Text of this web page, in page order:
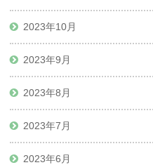
2023年10月
2023年9月
2023年8月
2023年7月
2023年6月